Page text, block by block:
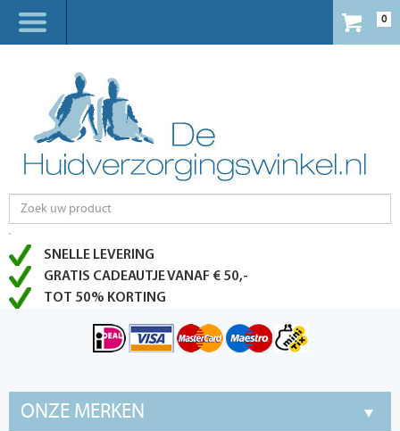
0
SNELLE LEVERING
GRATIS CADEAUTJE VANAF € 50,-
TOT 50% KORTING
ONZE MERKEN